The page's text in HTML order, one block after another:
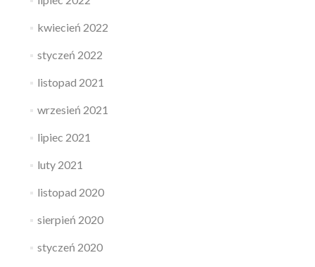
kwiecień 2022
styczeń 2022
listopad 2021
wrzesień 2021
lipiec 2021
luty 2021
listopad 2020
sierpień 2020
styczeń 2020